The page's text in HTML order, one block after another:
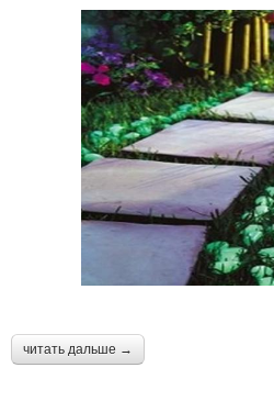
читать дальше →